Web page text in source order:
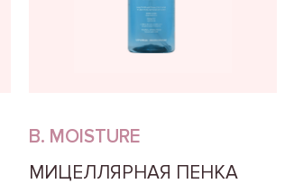
B. MOISTURE
МИЦЕЛЛЯРНАЯ ПЕНКА